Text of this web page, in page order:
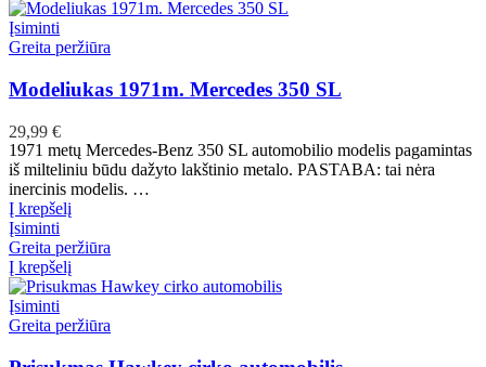
Įsiminti
Greita peržiūra
Modeliukas 1971m. Mercedes 350 SL
29,99 €
1971 metų Mercedes-Benz 350 SL automobilio modelis pagamintas
iš milteliniu būdu dažyto lakštinio metalo. PASTABA: tai nėra
inercinis modelis. …
Į krepšelį
Įsiminti
Greita peržiūra
Į krepšelį
Įsiminti
Greita peržiūra